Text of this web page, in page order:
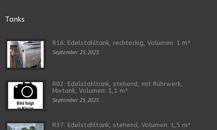
Tanks
R16: Edelstahltank, rechteckig, Volumen: 1 m³
September 25, 2025
R02: Edelstahltank, stehend, mit Rührwerk,
Mixtank, Volumen: 1,1 m³
September 25, 2025
R37: Edelstahltank, stehend, Volumen: 1,5 m³